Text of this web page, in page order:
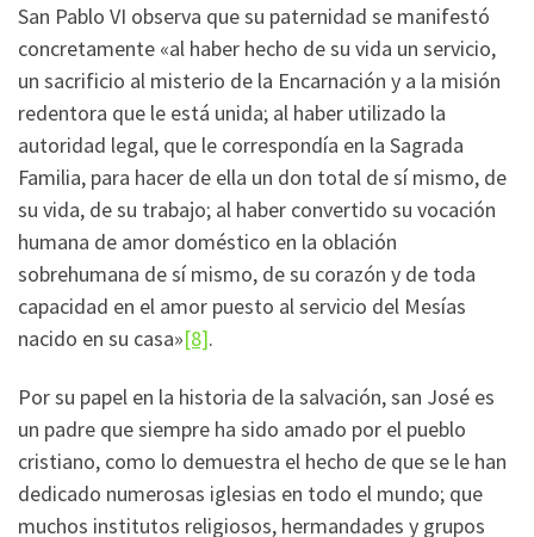
San Pablo VI observa que su paternidad se manifestó
concretamente «al haber hecho de su vida un servicio,
un sacrificio al misterio de la Encarnación y a la misión
redentora que le está unida; al haber utilizado la
autoridad legal, que le correspondía en la Sagrada
Familia, para hacer de ella un don total de sí mismo, de
su vida, de su trabajo; al haber convertido su vocación
humana de amor doméstico en la oblación
sobrehumana de sí mismo, de su corazón y de toda
capacidad en el amor puesto al servicio del Mesías
nacido en su casa»[8].
Por su papel en la historia de la salvación, san José es
un padre que siempre ha sido amado por el pueblo
cristiano, como lo demuestra el hecho de que se le han
dedicado numerosas iglesias en todo el mundo; que
muchos institutos religiosos, hermandades y grupos